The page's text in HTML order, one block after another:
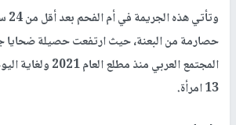
حصارمة من البعنة، حيث ارتفعت حصيلة ضحايا
13 امرأة.